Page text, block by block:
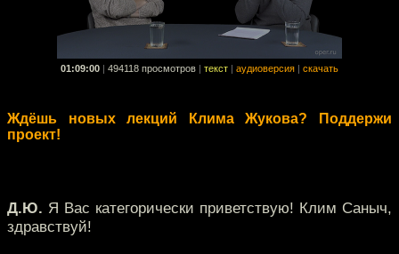
01:09:00 494118 просмотров текст аудиоверсия скачать
Ждёшь новых лекций Клима Жукова? Поддержи
проект!
Д.Ю. Я Вас категорически приветствую! Клим Саныч,
здравствуй!